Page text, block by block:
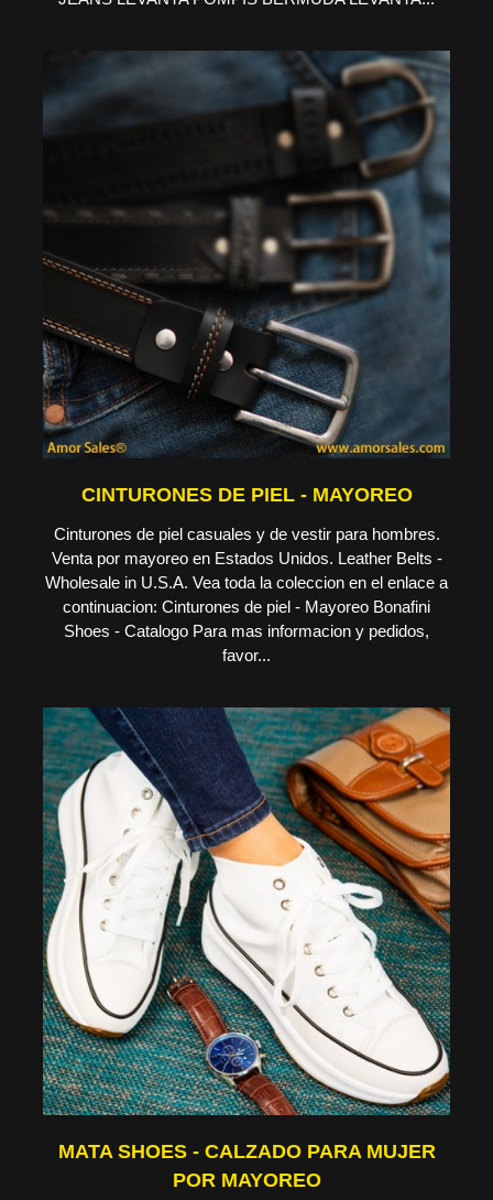
CINTURONES DE PIEL - MAYOREO
Cinturones de piel casuales y de vestir para hombres.
Venta por mayoreo en Estados Unidos. Leather Belts -
Wholesale in U.S.A. Vea toda la coleccion en el enlace a
continuacion: Cinturones de piel - Mayoreo Bonafini
Shoes - Catalogo Para mas informacion y pedidos,
favor...
MATA SHOES - CALZADO PARA MUJER
POR MAYOREO